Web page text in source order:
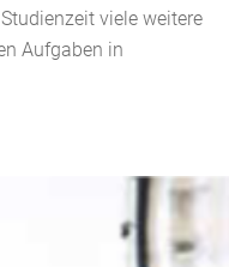
viele weitere
Aufgaben in